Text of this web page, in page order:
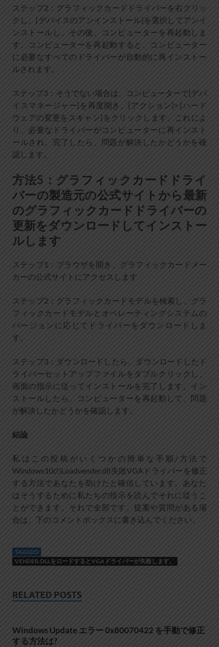
ステップ2：グラフィックカードドライバーを右クリッ
クし、[デバイスのアンインストール]を選択してアンイ
ンストールし、その後、コンピューターを再起動しま
す。コンピューターを再起動すると、コンピューター
に必要なすべてのドライバーが自動的に再インストー
ルされます。
ステップ3：そうでない場合は、コンピューターで[デバ
イスマネージャー]を再度開き、[アクション]> [ハード
ウェアの変更をスキャン]をクリックします。これによ
り、必要なドライバーがコンピューターに再インスト
ールされ、完了したら、問題が解決したかどうかを確
認します。
方法5：グラフィックカードドライ
バーの製造元の公式サイトから最新
のグラフィックカードドライバーの
更新をダウンロードしてインストー
ルします
ステップ1：ブラウザを開き、グラフィックカードメー
カーの公式サイトにアクセスします
ステップ2：グラフィックカードモデルを検索し、グラ
フィックカードモデルとオペレーティングシステムの
バージョンに応じてドライバーをダウンロードしま
す。
ステップ3：ダウンロードしたら、ダウンロードしたド
ライバーセットアップファイルをダブルクリックし、
画面の指示に従ってインストールを完了します。イン
ストールしたら、コンピューターを再起動して、問題
が解決したかどうかを確認します。
結論
私はこの投稿がいくつかの簡単な手順/方法で
Windows10のLoadvender.dll失敗VGAドライバーを修正
する方法であなたを助けたと確信しています。あなた
はそうするために私たちの指示を読んでそれに従うこ
とができます。それで全部です。提案や質問がある場
合は、下のコメントボックスに書き込んでください。
TAGGED
VENDER.DLLをロードするとVGAドライバーが失敗します。
RELATED POSTS
Windows Update エラー 0x80070422 を手動で修正
する方法は?